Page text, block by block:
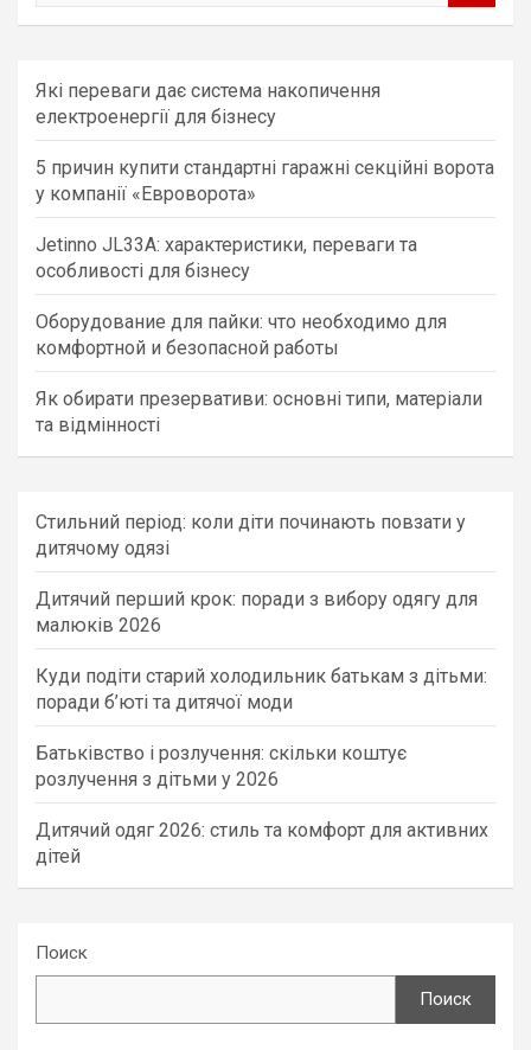
h
Які переваги дає система накопичення
електроенергії для бізнесу
5 причин купити стандартні гаражні секційні ворота
у компанії «Евроворота»
Jetinno JL33A: характеристики, переваги та
особливості для бізнесу
Оборудование для пайки: что необходимо для
комфортной и безопасной работы
Як обирати презервативи: основні типи, матеріали
та відмінності
Стильний період: коли діти починають повзати у
дитячому одязі
Дитячий перший крок: поради з вибору одягу для
малюків 2026
Куди подіти старий холодильник батькам з дітьми:
поради б’юті та дитячої моди
Батьківство і розлучення: скільки коштує
розлучення з дітьми у 2026
Дитячий одяг 2026: стиль та комфорт для активних
дітей
Поиск
Поиск